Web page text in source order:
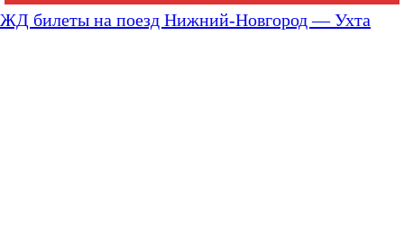
ЖД билеты на поезд Нижний-Новгород — Ухта